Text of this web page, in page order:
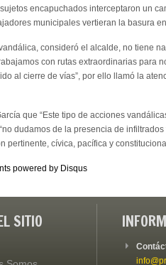
encapuchados interceptaron un
municipales vertieran la basura
consideró el alcalde, no tiene
con rutas extraordinarias para
al cierre de vías”, por ello llamó la
que “Este tipo de acciones
dudamos de la presencia de
pertinente, cívica, pacífica y
powered by Disqus
SITIO